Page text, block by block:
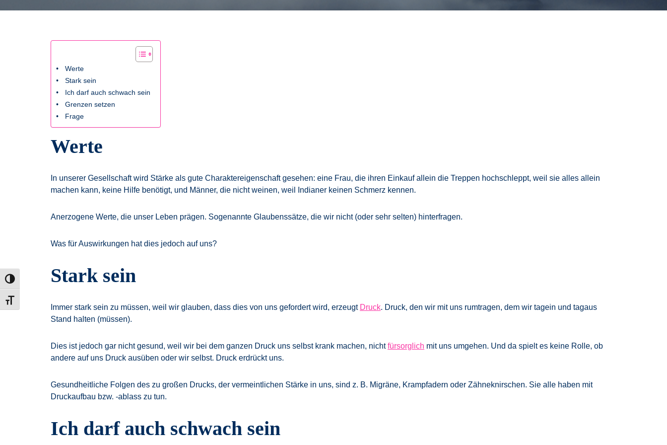
Umschalten auf hohe Kontraste
Schrift vergrößern
Werte
Stark sein
Ich darf auch schwach sein
Grenzen setzen
Frage
Werte
In unserer Gesellschaft wird Stärke als gute Charaktereigenschaft gesehen: eine Frau, die ihren Einkauf allein die Treppen hochschleppt, weil sie alles allein
machen kann, keine Hilfe benötigt, und Männer, die nicht weinen, weil Indianer keinen Schmerz kennen.
Anerzogene Werte, die unser Leben prägen. Sogenannte Glaubenssätze, die wir nicht (oder sehr selten) hinterfragen.
Was für Auswirkungen hat dies jedoch auf uns?
Stark sein
Immer stark sein zu müssen, weil wir glauben, dass dies von uns gefordert wird, erzeugt Druck. Druck, den wir mit uns rumtragen, dem wir tagein und tagaus
Stand halten (müssen).
Dies ist jedoch gar nicht gesund, weil wir bei dem ganzen Druck uns selbst krank machen, nichtfürsorglich mit uns umgehen. Und da spielt es keine Rolle, ob
andere auf uns Druck ausüben oder wir selbst. Druck erdrückt uns.
Gesundheitliche Folgen des zu großen Drucks, der vermeintlichen Stärke in uns, sind z. B. Migräne, Krampfadern oder Zähneknirschen. Sie alle haben mit
Druckaufbau bzw. -ablass zu tun.
Ich darf auch schwach sein